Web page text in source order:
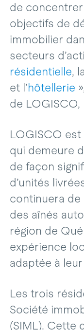
de
objectifs de
immobilier
secteurs
résidentielle,
et l’hôtellerie
de
LOGISCO
qui demeure
de façon
d’unités
continuera
des aînés
région de
expérience
adaptée à
Les trois
Société
(SIML). Cette